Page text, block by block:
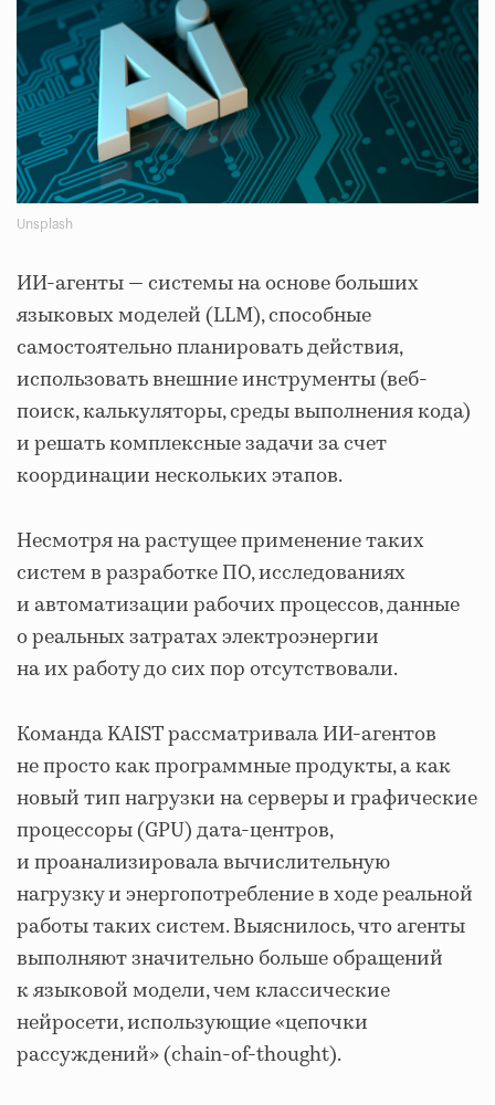
Unsplash
ИИ-агенты — системы на основе больших
языковых моделей (LLM), способные
самостоятельно планировать действия,
использовать внешние инструменты (веб-
поиск, калькуляторы, среды выполнения кода)
и решать комплексные задачи за счет
координации нескольких этапов.
Несмотря на растущее применение таких
систем в разработке ПО, исследованиях
и автоматизации рабочих процессов, данные
о реальных затратах электроэнергии
на их работу до сих пор отсутствовали.
Команда KAIST рассматривала ИИ-агентов
не просто как программные продукты, а как
новый тип нагрузки на серверы и графические
процессоры (GPU) дата-центров,
и проанализировала вычислительную
нагрузку и энергопотребление в ходе реальной
работы таких систем. Выяснилось, что агенты
выполняют значительно больше обращений
к языковой модели, чем классические
нейросети, использующие «цепочки
рассуждений» (chain-of-thought).